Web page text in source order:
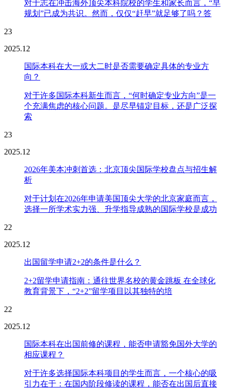
对于志在冲击海外顶尖本科院校的学生和家长而言，“早
规划”已成为共识。然而，仅仅“赶早”就足够了吗？答
23
2025.12
国际本科在大一或大二时是否需要确定具体的专业方
向？
对于许多国际本科新生而言，“何时确定专业方向”是一
个充满焦虑的核心问题。是尽早锚定目标，还是广泛探
索
23
2025.12
2026年美本冲刺首选：北京顶尖国际学校盘点与招生解
析
对于计划在2026年申请美国顶尖大学的北京家庭而言，
选择一所学术实力强、升学指导成熟的国际学校是成功
22
2025.12
出国留学申请2+2的条件是什么？
2+2留学申请指南：通往世界名校的黄金跳板 在全球化
教育背景下，“2+2”留学项目以其独特的培
22
2025.12
国际本科在出国前修的课程，能否申请豁免国外大学的
相应课程？
对于许多选择国际本科项目的学生而言，一个核心的吸
引力在于：在国内阶段修读的课程，能否在出国后直接